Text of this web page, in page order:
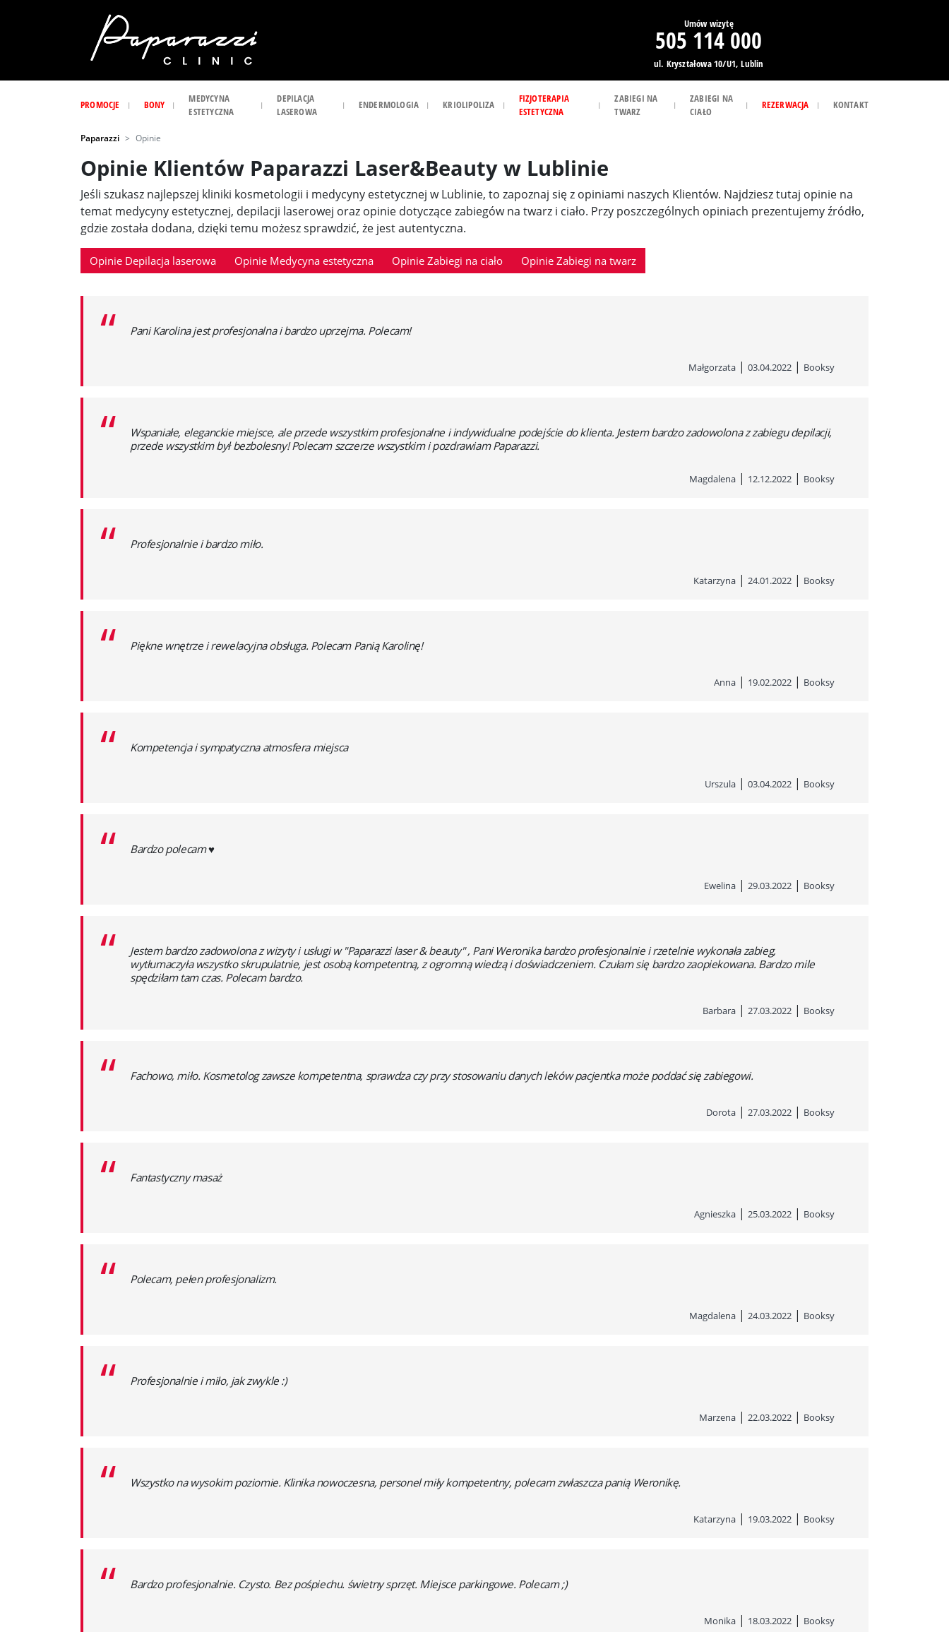
Umów wizytę
505 114 000
ul. Kryształowa 10/U1, Lublin
PROMOCJE BONY
MEDYCYNA
ESTETYCZNA
DEPILACJA
LASEROWA
ENDERMOLOGIA KRIOLIPOLIZA
FIZJOTERAPIA
ESTETYCZNA
ZABIEGI NA
TWARZ
ZABIEGI NA
CIAŁO
REZERWACJA KONTAKT
Paparazzi Opinie
Opinie Klientów Paparazzi Laser&Beauty w Lublinie
Jeśli szukasz najlepszej kliniki kosmetologii i medycyny estetycznej w Lublinie, to zapoznaj się z opiniami naszych Klientów. Najdziesz tutaj opinie na
temat medycyny estetycznej, depilacji laserowej oraz opinie dotyczące zabiegów na twarz i ciało. Przy poszczególnych opiniach prezentujemy źródło,
gdzie została dodana, dzięki temu możesz sprawdzić, że jest autentyczna.
Opinie Depilacja laserowa Opinie Medycyna estetyczna Opinie Zabiegi na ciało Opinie Zabiegi na twarz
“ Pani Karolina jest profesjonalna i bardzo uprzejma. Polecam!
Małgorzata | 03.04.2022 | Booksy
“
Wspaniałe, eleganckie miejsce, ale przede wszystkim profesjonalne i indywidualne podejście do klienta. Jestem bardzo zadowolona z zabiegu depilacji,
przede wszystkim był bezbolesny! Polecam szczerze wszystkim i pozdrawiam Paparazzi.
Magdalena | 12.12.2022 | Booksy
“ Profesjonalnie i bardzo miło.
Katarzyna | 24.01.2022 | Booksy
“ Piękne wnętrze i rewelacyjna obsługa. Polecam Panią Karolinę!
Anna | 19.02.2022 | Booksy
“ Kompetencja i sympatyczna atmosfera miejsca
Urszula | 03.04.2022 | Booksy
“ Bardzo polecam ♥️
Ewelina | 29.03.2022 | Booksy
“
Jestem bardzo zadowolona z wizyty i usługi w "Paparazzi laser & beauty" , Pani Weronika bardzo profesjonalnie i rzetelnie wykonała zabieg,
wytłumaczyła wszystko skrupulatnie, jest osobą kompetentną, z ogromną wiedzą i doświadczeniem. Czułam się bardzo zaopiekowana. Bardzo mile
spędziłam tam czas. Polecam bardzo.
Barbara | 27.03.2022 | Booksy
“ Fachowo, miło. Kosmetolog zawsze kompetentna, sprawdza czy przy stosowaniu danych leków pacjentka może poddać się zabiegowi.
Dorota | 27.03.2022 | Booksy
“ Fantastyczny masaż
Agnieszka | 25.03.2022 | Booksy
“ Polecam, pełen profesjonalizm.
Magdalena | 24.03.2022 | Booksy
“ Profesjonalnie i miło, jak zwykle :)
Marzena | 22.03.2022 | Booksy
“ Wszystko na wysokim poziomie. Klinika nowoczesna, personel miły kompetentny, polecam zwłaszcza panią Weronikę.
Katarzyna | 19.03.2022 | Booksy
“ Bardzo profesjonalnie. Czysto. Bez pośpiechu. świetny sprzęt. Miejsce parkingowe. Polecam ;)
Monika | 18.03.2022 | Booksy